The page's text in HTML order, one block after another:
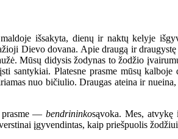
maldoje išsakyta, dienų ir naktų kelyje
Dievo dovana. Apie draugą ir
Mūsų didysis žodynas to žodžio
santykiai. Platesne prasme mūsų
nuo bičiulio. Draugas ateina ir
prasme —bendrininkosąvoka. Mes, atvykę
įgyvendintas, kaip priešpuolis žodžiui